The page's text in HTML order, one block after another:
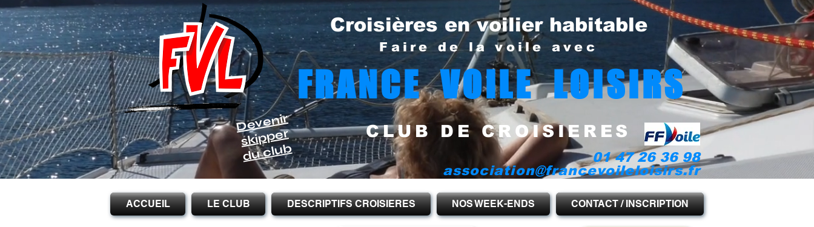
Croisières en voilier habitable
Faire de la voile avec
FRANCE VOILE LOISIRS
Devenir
skipper
du club
CLUB DE CROISIERES
01 47 26 36 98
association@francevoileloisirs.fr
ACCUEIL LE CLUB DESCRIPTIFS CROISIERES NOS WEEK-ENDS CONTACT / INSCRIPTION